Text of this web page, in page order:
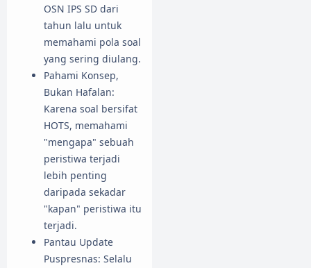
OSN IPS SD dari
tahun lalu untuk
memahami pola soal
yang sering diulang.
Pahami Konsep,
Bukan Hafalan:
Karena soal bersifat
HOTS, memahami
"mengapa" sebuah
peristiwa terjadi
lebih penting
daripada sekadar
"kapan" peristiwa itu
terjadi.
Pantau Update
Puspresnas: Selalu